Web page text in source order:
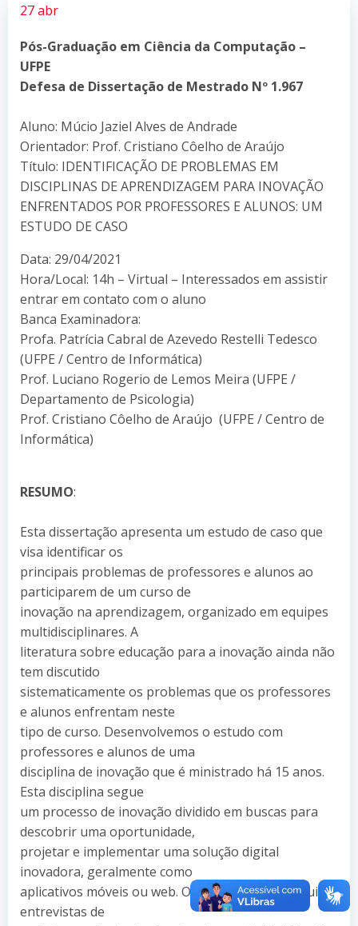
27 abr
Pós-Graduação em Ciência da Computação –
UFPE
Defesa de Dissertação de Mestrado Nº 1.967
Aluno: Múcio Jaziel Alves de Andrade
Orientador: Prof. Cristiano Côelho de Araújo
Título: IDENTIFICAÇÃO DE PROBLEMAS EM
DISCIPLINAS DE APRENDIZAGEM PARA INOVAÇÃO
ENFRENTADOS POR PROFESSORES E ALUNOS: UM
ESTUDO DE CASO
Data: 29/04/2021
Hora/Local: 14h – Virtual – Interessados em assistir
entrar em contato com o aluno
Banca Examinadora:
Profa. Patrícia Cabral de Azevedo Restelli Tedesco
(UFPE / Centro de Informática)
Prof. Luciano Rogerio de Lemos Meira (UFPE /
Departamento de Psicologia)
Prof. Cristiano Côelho de Araújo (UFPE / Centro de
Informática)
RESUMO:
Esta dissertação apresenta um estudo de caso que
visa identificar os
principais problemas de professores e alunos ao
participarem de um curso de
inovação na aprendizagem, organizado em equipes
multidisciplinares. A
literatura sobre educação para a inovação ainda não
tem discutido
sistematicamente os problemas que os professores
e alunos enfrentam neste
tipo de curso. Desenvolvemos o estudo com
professores e alunos de uma
disciplina de inovação que é ministrado há 15 anos.
Esta disciplina segue
um processo de inovação dividido em buscas para
descobrir uma oportunidade,
projetar e implementar uma solução digital
inovadora, geralmente como
aplicativos móveis ou web. O estudo de caso incluiu
entrevistas de